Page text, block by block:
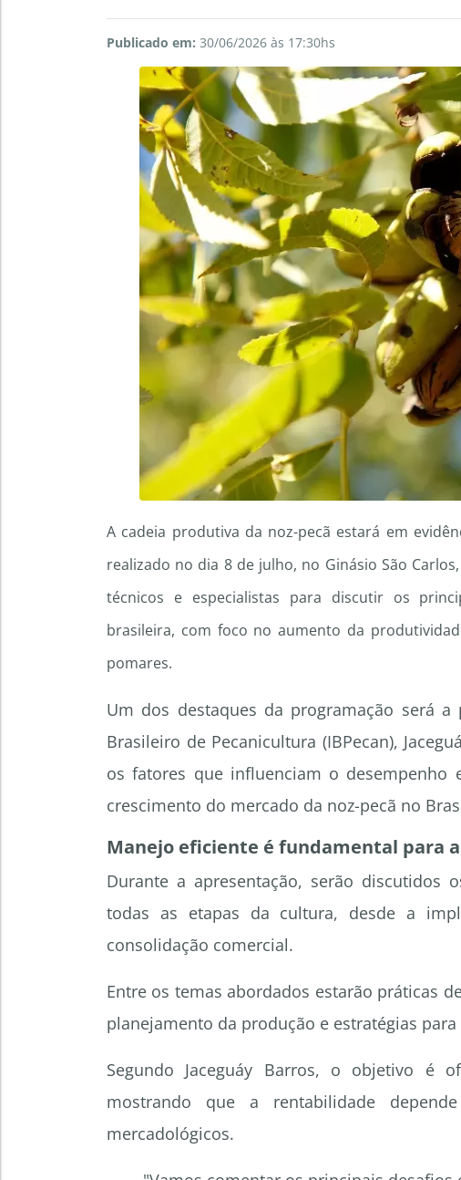
Publicado em: 30/06/2026 às 17:30hs
A cadeia produtiva da noz-pecã estará em
realizado no dia 8 de julho, no Ginásio São
técnicos e especialistas para discutir os
brasileira, com foco no aumento da
pomares.
Um dos destaques da programação será
Brasileiro de Pecanicultura (IBPecan),
os fatores que influenciam o desempenho
crescimento do mercado da noz-pecã no
Manejo eficiente é fundamental para
Durante a apresentação, serão discutidos
todas as etapas da cultura, desde a
consolidação comercial.
Entre os temas abordados estarão práticas
planejamento da produção e estratégias
Segundo Jaceguáy Barros, o objetivo é
mostrando que a rentabilidade
mercadológicos.